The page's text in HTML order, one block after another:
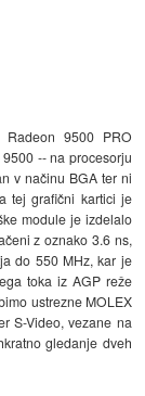
9500 PRO
-- na procesorju
v načinu BGA ter ni
tej grafični kartici je
module je izdelalo
z oznako 3.6 ns,
do 550 MHz, kar je
toka iz AGP reže
ustrezne MOLEX
S-Video, vezane na
gledanje dveh